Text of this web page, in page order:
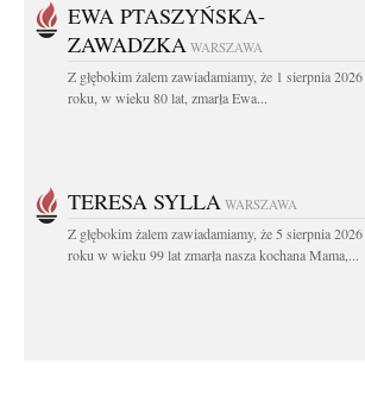
EWA PTASZYŃSKA-
ZAWADZKA WARSZAWA
Z głębokim żalem zawiadamiamy, że 1 sierpnia 2026
roku, w wieku 80 lat, zmarła Ewa...
TERESA SYLLA WARSZAWA
Z głębokim żalem zawiadamiamy, że 5 sierpnia 2026
roku w wieku 99 lat zmarła nasza kochana Mama,...